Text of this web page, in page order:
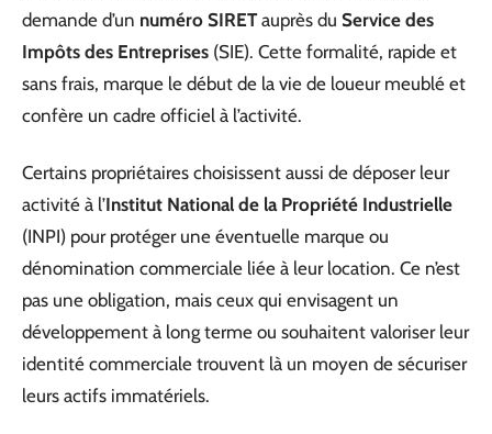
demande d’un numéro SIRETauprès du Service des
Impôts des Entreprises (SIE). Cette formalité, rapide et
sans frais, marque le début de la vie de loueur meublé et
confère un cadre officiel à l’activité.
Certains propriétaires choisissent aussi de déposer leur
activité à l’Institut National de la Propriété Industrielle
(INPI) pour protéger une éventuelle marque ou
dénomination commerciale liée à leur location. Ce n’est
pas une obligation, mais ceux qui envisagent un
développement à long terme ou souhaitent valoriser leur
identité commerciale trouvent là un moyen de sécuriser
leurs actifs immatériels.